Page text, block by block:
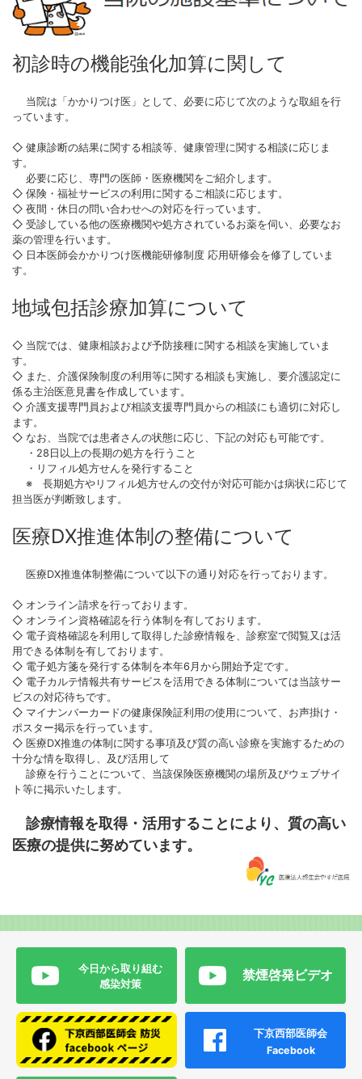
初診時の機能強化加算に関して
当院は「かかりつけ医」として、必要に応じて次のような取組を行
っています。
◇ 健康診断の結果に関する相談等、健康管理に関する相談に応じま
す。
必要に応じ、専門の医師・医療機関をご紹介します。
◇ 保険・福祉サービスの利用に関するご相談に応じます。
◇ 夜間・休日の問い合わせへの対応を行っています。
◇ 受診している他の医療機関や処方されているお薬を伺い、必要なお
薬の管理を行います。
◇ 日本医師会かかりつけ医機能研修制度 応用研修会を修了していま
す。
地域包括診療加算について
◇ 当院では、健康相談および予防接種に関する相談を実施していま
す。
◇ また、介護保険制度の利用等に関する相談も実施し、要介護認定に
係る主治医意見書を作成しています。
◇ 介護支援専門員および相談支援専門員からの相談にも適切に対応し
ます。
◇ なお、当院では患者さんの状態に応じ、下記の対応も可能です。
・28日以上の長期の処方を行うこと
・リフィル処方せんを発行すること
※ 長期処方やリフィル処方せんの交付が対応可能かは病状に応じて
担当医が判断致します。
医療DX推進体制の整備について
医療DX推進体制整備について以下の通り対応を行っております。
◇ オンライン請求を行っております。
◇ オンライン資格確認を行う体制を有しております。
◇ 電子資格確認を利用して取得した診療情報を、診察室で閲覧又は活
用できる体制を有しております。
◇ 電子処方箋を発行する体制を本年6月から開始予定です。
◇ 電子カルテ情報共有サービスを活用できる体制については当該サー
ビスの対応待ちです。
◇ マイナンバーカードの健康保険証利用の使用について、お声掛け・
ポスター掲示を行っています。
◇ 医療DX推進の体制に関する事項及び質の高い診療を実施するための
十分な情を取得し、及び活用して
診療を行うことについて、当該保険医療機関の場所及びウェブサイ
ト等に掲示いたします。
診療情報を取得・活用することにより、質の高い
医療の提供に努めています。
今日から取り組む
感染対策
禁煙啓発ビデオ
下京西部医師会
Facebook